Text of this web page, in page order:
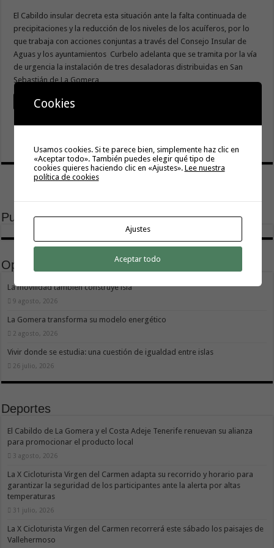
El Cabildo insular decreta esta situación ante la falta continuada de
precipitaciones y la reducción de los niveles de los acuíferos, por lo
que trabaja con acciones conjuntas a través del Consejo Insular de
Aguas y los ayuntamientos Curbelo adelanta que se tramita por la vía
de urgencia la instalación de tres desaladoras distribuidas en San
Sebastián de La Gomera, …
Publicidad
Opinión
La movilidad también construye isla
9 agosto, 2026
La Gomera transforma su modelo energético
2 agosto, 2026
Vivir donde se estudia: una cuestión de igualdad entre islas
26 julio, 2026
Deportes
El Cabildo de La Gomera y el Costa Adeje Tenerife renuevan su alianza
para promocionar el producto local
3 agosto, 2026
La X Cicloturista Virgen del Carmen adapta su recorrido y horario para
garantizar la seguridad de los participantes ante la alerta por altas
temperaturas
31 julio, 2026
La X Cicloturista Virgen del Carmen recorrerá este sábado los paisajes de
Vallehermoso
Cookies
Usamos cookies. Si te parece bien, simplemente haz clic en
«Aceptar todo». También puedes elegir qué tipo de
cookies quieres haciendo clic en «Ajustes». Lee nuestra
política de cookies
Ajustes
Aceptar todo